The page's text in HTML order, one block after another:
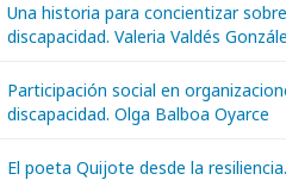
Una historia para concientizar
discapacidad. Valeria Valdés
Participación social en
discapacidad. Olga Balboa Oyarce
El poeta Quijote desde la